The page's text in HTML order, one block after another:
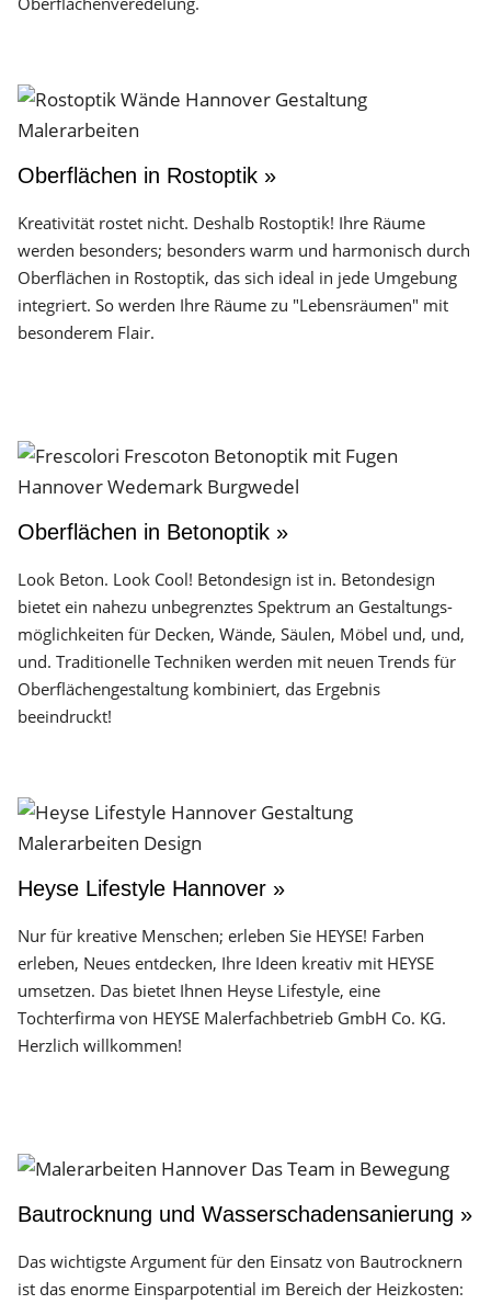
Oberflächen in Rostoptik »
Kreativität rostet nicht. Deshalb Rostoptik! Ihre Räume
werden besonders; besonders warm und harmonisch durch
Oberflächen in Rostoptik, das sich ideal in jede Umgebung
integriert. So werden Ihre Räume zu "Lebensräumen" mit
besonderem Flair.
Oberflächen in Betonoptik »
Look Beton. Look Cool! Betondesign ist in. Betondesign
bietet ein nahezu unbegrenztes Spektrum an Gestaltungs­
möglichkeiten für Decken, Wände, Säulen, Möbel und, und,
und. Traditionelle Techniken werden mit neuen Trends für
Oberflächen­gestaltung kombiniert, das Ergebnis
beeindruckt!
Heyse Lifestyle Hannover »
Nur für kreative Menschen; erleben Sie HEYSE! Farben
erleben, Neues entdecken, Ihre Ideen kreativ mit HEYSE
umsetzen. Das bietet Ihnen Heyse Lifestyle, eine
Tochterfirma von HEYSE Malerfachbetrieb GmbH Co. KG.
Herzlich willkommen!
Bautrocknung und Wasserschadensanierung »
Das wichtigste Argument für den Einsatz von Bautrocknern
ist das enorme Einsparpotential im Bereich der Heizkosten: